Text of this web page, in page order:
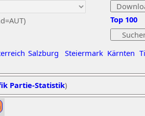
Salzburg Steiermark Kärnten
Top 100
Partie-Statistik)